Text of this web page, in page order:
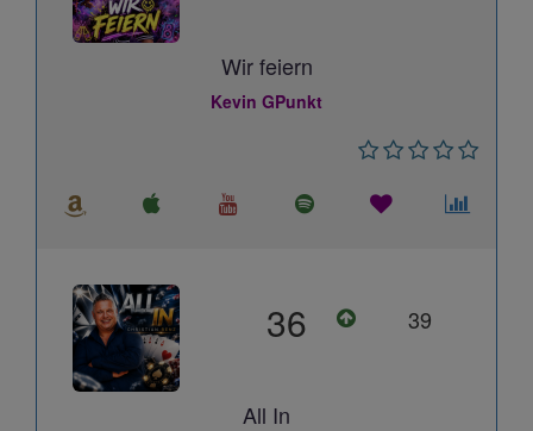
Wir feiern
Kevin GPunkt
36 39
All In